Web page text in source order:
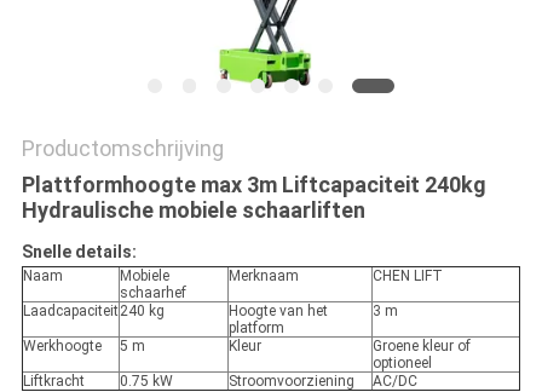
Productomschrijving
Plattformhoogte max 3m Liftcapaciteit 240kg
Hydraulische mobiele schaarliften
Snelle details:
Naam
Mobiele
schaarhef
Merknaam CHEN LIFT
Laadcapaciteit240 kg
Hoogte van het
platform
3 m
Werkhoogte 5 m Kleur
Groene kleur of
optioneel
Liftkracht
0.75 kW Stroomvoorziening AC/DC